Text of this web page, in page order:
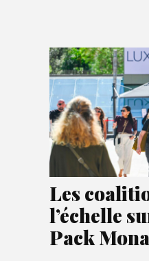
Les
l’échelle
Pack